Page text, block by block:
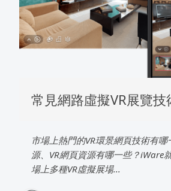
常見網路虛擬VR展覽技
市場上熱門的VR環景網頁技術有
源、VR網頁資源有哪一些？iWare
場上多種VR虛擬展場...